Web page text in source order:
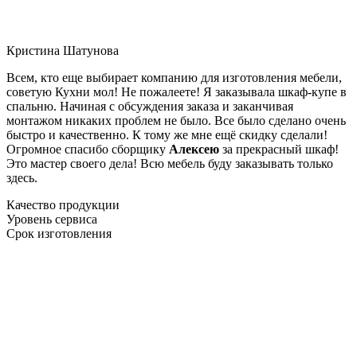
Кристина Шатунова
Всем, кто еще выбирает компанию для изготовления мебели,
советую Кухни мол! Не пожалеете! Я заказывала шкаф-купе в
спальню. Начиная с обсуждения заказа и заканчивая
монтажом никаких проблем не было. Все было сделано очень
быстро и качественно. К тому же мне ещё скидку сделали!
Огромное спасибо сборщику Алексею за прекрасный шкаф!
Это мастер своего дела! Всю мебель буду заказывать только
здесь.
Качество продукции
Уровень сервиса
Срок изготовления